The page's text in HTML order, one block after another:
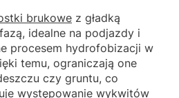
brukowe z gładką
idealne na podjazdy i
procesem hydrofobizacji w
temu, ograniczają one
czy gruntu, co
występowanie wykwitów